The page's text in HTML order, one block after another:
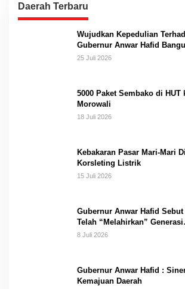
Daerah Terbaru
Wujudkan Kepedulian
Gubernur Anwar Hafid
Gantung Masungkang
25 Juli 2026
5000 Paket Sembako di HUT
Morowali
18 Juli 2026
Kebakaran Pasar Mari-Mari
Korsleting Listrik
15 Juli 2026
Gubernur Anwar Hafid
Telah “Melahirkan”
8 Juli 2026
Gubernur Anwar Hafid :
Kemajuan Daerah